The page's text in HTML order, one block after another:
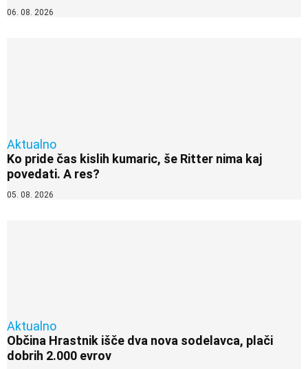
06. 08. 2026
Aktualno
Ko pride čas kislih kumaric, še Ritter nima kaj
povedati. A res?
05. 08. 2026
Aktualno
Občina Hrastnik išče dva nova sodelavca, plači
dobrih 2.000 evrov